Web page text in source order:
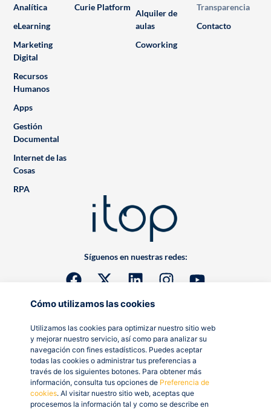
Cómo utilizamos las cookies
Utilizamos las cookies para optimizar nuestro sitio web
y mejorar nuestro servicio, así como para analizar su
navegación con fines estadísticos. Puedes aceptar
todas las cookies o administrar tus preferencias a
través de los siguientes botones. Para obtener más
información, consulta tus opciones de Preferencia de
cookies. Al visitar nuestro sitio web, aceptas que
procesemos la información tal y como se describe en
Síguenos en nuestras redes:
Analítica
eLearning
Marketing
Digital
Recursos
Humanos
Apps
Gestión
Documental
Internet de las
Cosas
RPA
Curie Platform
Alquiler de
aulas
Coworking
Transparencia
Contacto